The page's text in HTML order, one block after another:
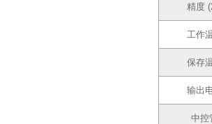
精度
工作
保存
输出
中控